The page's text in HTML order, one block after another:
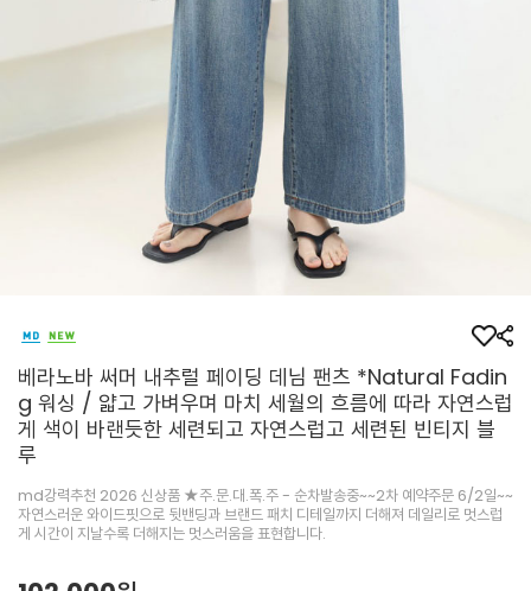
베라노바 써머 내추럴 페이딩 데님 팬츠 *Natural Fadin
g 워싱 / 얇고 가벼우며 마치 세월의 흐름에 따라 자연스럽
게 색이 바랜듯한 세련되고 자연스럽고 세련된 빈티지 블
루
md강력추천 2026 신상품 ★주.문.대.폭.주 - 순차발송중~~2차 예약주문 6/2일~~
자연스러운 와이드핏으로 뒷밴딩과 브랜드 패치 디테일까지 더해져 데일리로 멋스럽
게 시간이 지날수록 더해지는 멋스러움을 표현합니다.